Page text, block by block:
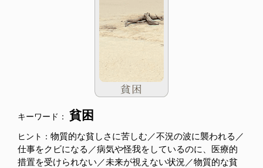
キーワード： 貧困
ヒント： 物質的な貧しさに苦しむ／不況の波に襲われる／
仕事をクビになる／病気や怪我をしているのに、医療的
措置を受けられない／未来が視えない状況／物質的な貧